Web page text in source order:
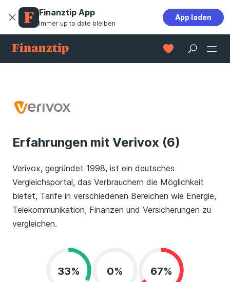
Finanztip App
Immer up to date bleiben
App laden
Erfahrungen mit Verivox (6)
Verivox, gegründet 1998, ist ein deutsches
Vergleichsportal, das Verbrauchern die Möglichkeit
bietet, Tarife in verschiedenen Bereichen wie Energie,
Telekommunikation, Finanzen und Versicherungen zu
vergleichen.
33% 0% 67%